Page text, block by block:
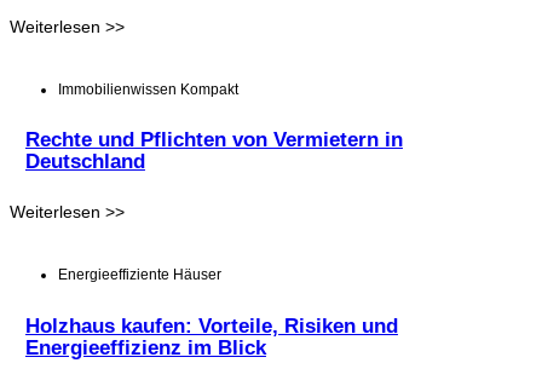
Weiterlesen >>
Immobilienwissen Kompakt
Rechte und Pflichten von Vermietern in
Deutschland
Weiterlesen >>
Energieeffiziente Häuser
Holzhaus kaufen: Vorteile, Risiken und
Energieeffizienz im Blick